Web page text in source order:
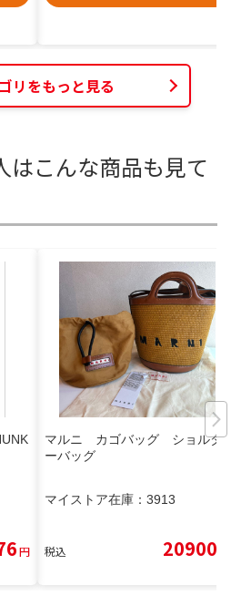
リをもっと見る
はこんな商品も見て
円
マルニ カゴバッグ ショルダ
ーバッグ
マイストア在庫： 3913
税込 20900